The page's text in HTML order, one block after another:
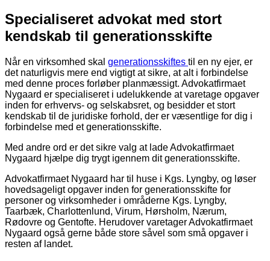
Specialiseret advokat med stort
kendskab til generationsskifte
Når en virksomhed skal generationsskiftes til en ny ejer, er
det naturligvis mere end vigtigt at sikre, at alt i forbindelse
med denne proces forløber planmæssigt. Advokatfirmaet
Nygaard er specialiseret i udelukkende at varetage opgaver
inden for erhvervs- og selskabsret, og besidder et stort
kendskab til de juridiske forhold, der er væsentlige for dig i
forbindelse med et generationsskifte.
Med andre ord er det sikre valg at lade Advokatfirmaet
Nygaard hjælpe dig trygt igennem dit generationsskifte.
Advokatfirmaet Nygaard har til huse i Kgs. Lyngby, og løser
hovedsageligt opgaver inden for generationsskifte for
personer og virksomheder i områderne Kgs. Lyngby,
Taarbæk, Charlottenlund, Virum, Hørsholm, Nærum,
Rødovre og Gentofte. Herudover varetager Advokatfirmaet
Nygaard også gerne både store såvel som små opgaver i
resten af landet.